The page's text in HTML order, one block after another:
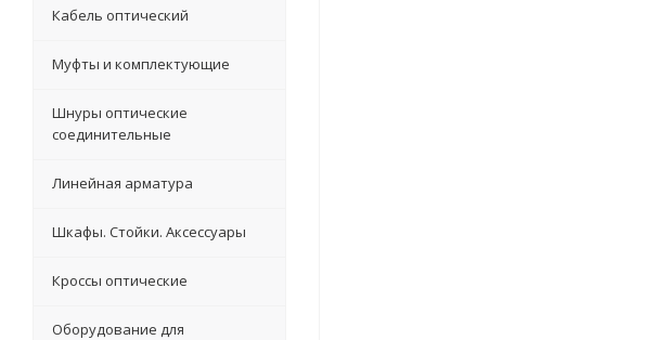
Кабель оптический
Муфты и комплектующие
Шнуры оптические
соединительные
Линейная арматура
Шкафы. Стойки. Аксесcуары
Кроссы оптические
Оборудование для